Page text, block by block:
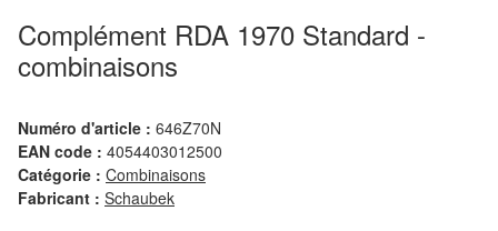
Complément RDA 1970 Standard -
combinaisons
Numéro d'article : 646Z70N
EAN code : 4054403012500
Catégorie : Combinaisons
Fabricant : Schaubek